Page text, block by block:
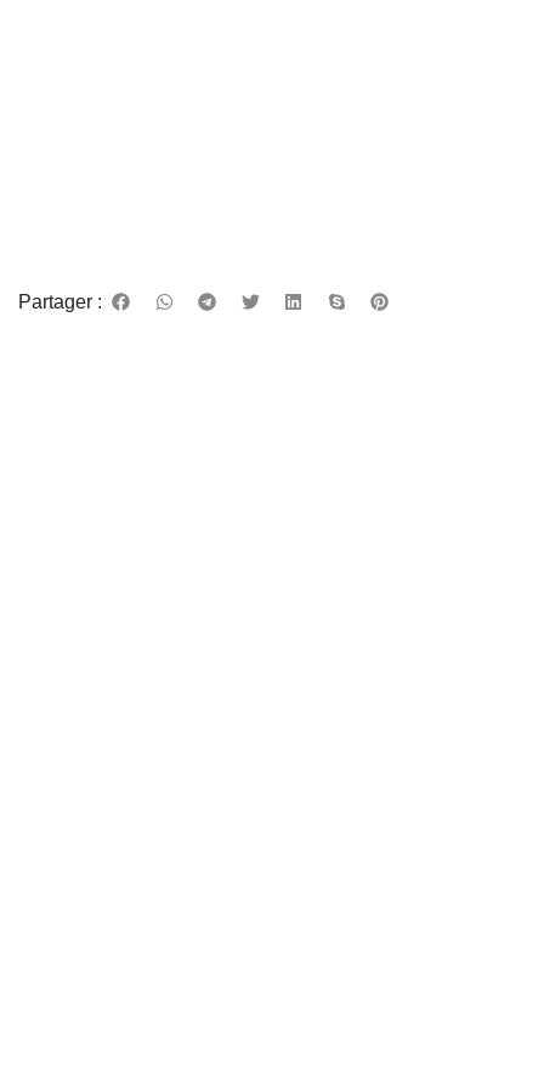
Partager :